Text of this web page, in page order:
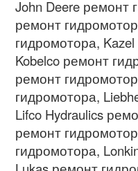
John Deere ремонт
ремонт
гидромотора,
Kobelco ремонт
ремонт
гидромотора,
Lifco Hydraulics
ремонт
гидромотора,